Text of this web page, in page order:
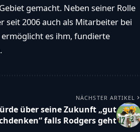
gemacht. Neben seiner Rolle
seit 2006 auch als Mitarbeiter bei
es ihm, fundierte
NÄCHSTER ARTIKEL
über seine Zukunft „gut
falls Rodgers geht